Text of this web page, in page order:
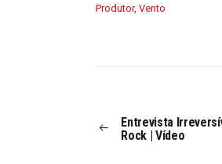
Produtor, Vento
Entrevista
Rock | Vídeo